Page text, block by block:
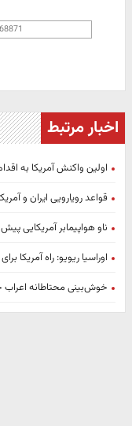
اخبار مرتبط
اولین واکنش آمریکا به
قواعد رویارویی ایران و
ناو هواپیمابر آمریکایی
اوراسیا ریویو: راه آمریکا
خوش‌بینی محتاطانه اعراب